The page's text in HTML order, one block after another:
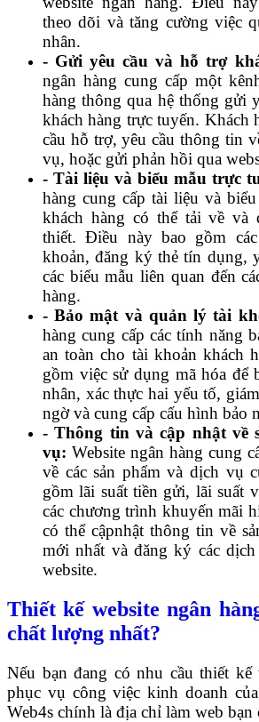
theo dõi và tăng cường việc
nhân.
- Gửi yêu cầu và hỗ trợ
ngân hàng cung cấp một
hàng thông qua hệ thống gửi
khách hàng trực tuyến. Khách
cầu hỗ trợ, yêu cầu thông tin
vụ, hoặc gửi phản hồi qua
- Tài liệu và biểu mẫu trực
hàng cung cấp tài liệu và
khách hàng có thể tải về và
thiết. Điều này bao gồm
khoản, đăng ký thẻ tín dụng,
các biểu mẫu liên quan đến
hàng.
- Bảo mật và quản lý tài
hàng cung cấp các tính năng
an toàn cho tài khoản khách
gồm việc sử dụng mã hóa để
nhân, xác thực hai yếu tố,
ngờ và cung cấp cấu hình bảo
- Thông tin và cập nhật về
vụ: Website ngân hàng cung
về các sản phẩm và dịch vụ
gồm lãi suất tiền gửi, lãi suất
các chương trình khuyến mãi
có thể cậpnhật thông tin về
mới nhất và đăng ký các
website.
Thiết kế website ngân
chất lượng nhất?
Nếu bạn đang có nhu cầu thiết kế
phục vụ công việc kinh doanh
Web4s chính là địa chỉ làm web bạn